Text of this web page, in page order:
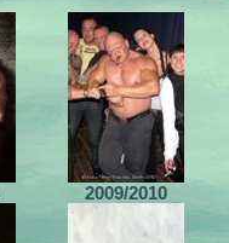
2009/2010